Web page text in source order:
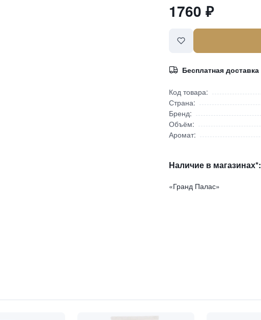
1760 ₽
Бесплатная доставка
Код товара:
Страна:
Бренд:
Объём:
Аромат:
Наличие в магазинах*:
«Гранд Палас»